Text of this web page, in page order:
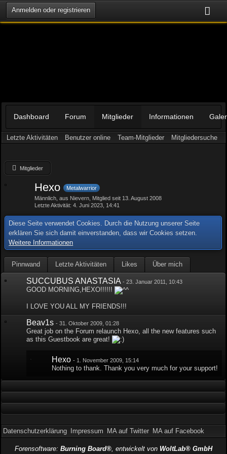
Anmelden oder registrieren
Dashboard Forum Mitglieder Informationen
Letzte Aktivitäten Benutzer online Team-Mitglieder Mitgliedersuche
Mitglieder
Hexo Metalwarrior
Männlich aus Nievern Mitglied seit 13. August 2008
Letzte Aktivität 4. Juni 2023, 14:41
Diese Seite verwendet Cookies. Durch die Nutzung unserer Seite
erklären Sie sich damit einverstanden, dass wir Cookies setzen.
Weitere Informationen
Pinnwand Letzte Aktivitäten Likes Über mich
SUCCUBUS ANASTASIA -23. Januar 2011, 10:43
GOOD MORNING,HEXO!!!!!!
I LOVE YOU ALL MY FRIENDS!!!
Beav1s -31. Oktober 2009, 01:28
Great job on the Forum relaunch Hexo, all the new features such
as this Guestbook are great!
Hexo - 1. November 2009, 15:14
Nothing to thank. Thank you very much for your support!
Datenschutzerklärung Impressum MA auf Twitter MA auf Facebook
Forensoftware: Burning Board®, entwickelt von WoltLab® GmbH